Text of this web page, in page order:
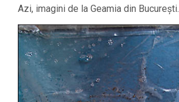
Azi, imagini de la Geamia din Bucureşti.